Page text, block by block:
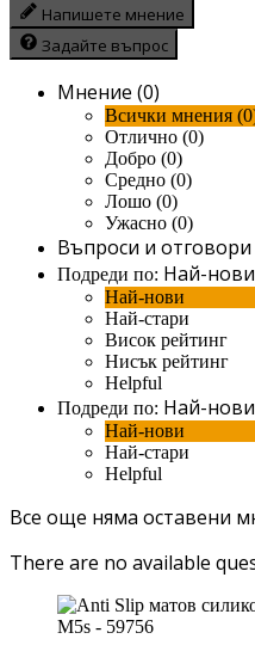
Напишете мнение
Задайте въпрос
Мнение (0)
Всички мнения
Отлично (0)
Добро (0)
Средно (0)
Лошо (0)
Ужасно (0)
Въпроси и отговори
Подреди по: Най-нови
Най-нови
Най-стари
Висок рейтинг
Нисък рейтинг
Helpful
Подреди по: Най-нови
Най-нови
Най-стари
Helpful
Все още няма оставени
There are no available